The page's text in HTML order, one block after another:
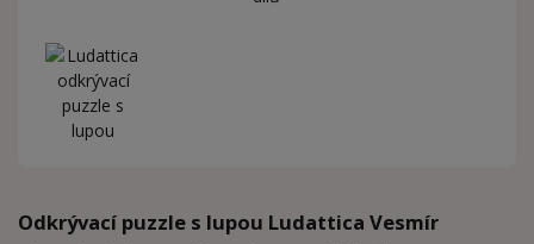
Odkrývací puzzle s lupou Ludattica Vesmír